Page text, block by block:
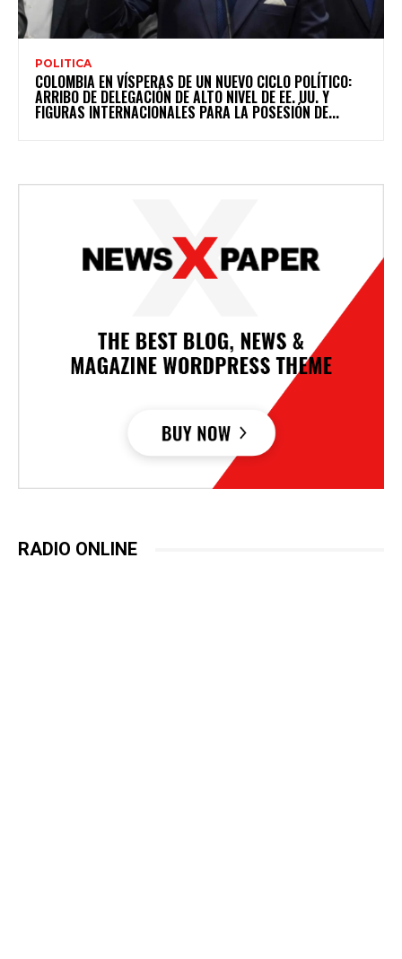
POLITICA
COLOMBIA EN VÍSPERAS DE UN NUEVO CICLO POLÍTICO:
ARRIBO DE DELEGACIÓN DE ALTO NIVEL DE EE. UU. Y
FIGURAS INTERNACIONALES PARA LA POSESIÓN DE...
RADIO ONLINE